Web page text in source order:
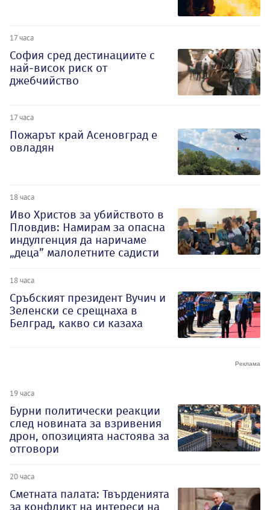
17 часа
София сред дестинациите с
най-висок риск от
джебчийство
17 часа
Пожарът край Асеновград е
овладян
18 часа
Иво Христов за убийството в
Пловдив: Намирам за опасна
индулгенция да наричаме
„деца” малолетните садисти
18 часа
Сръбският президент Вучич и
Зеленски се срещнаха в
Белград, какво си казаха
19 часа
Бурни политически реакции
след новината за взривения
дрон, опозицията настоява за
отговори
20 часа
Сметната палата: Твърденията
за конфликт на интереси на